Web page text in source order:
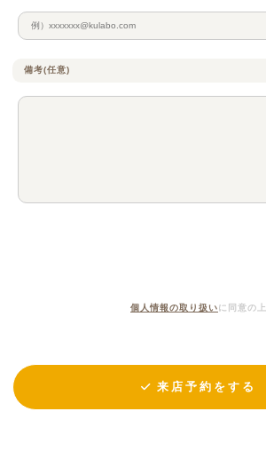
備考(任意)
個人情報の取り扱いに同意の上
来店予約をする